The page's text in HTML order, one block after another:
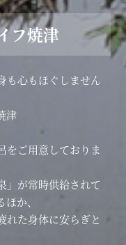
フ焼津
心もほぐしません
津
をご用意しておりま
」が常時供給されて
か、
れた身体に安らぎと